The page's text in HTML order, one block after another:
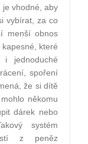
vhodné, aby
vybírat, za co
menší obnos
které
jednoduché
spoření
že si dítě
někomu
dárek nebo
systém
z peněz